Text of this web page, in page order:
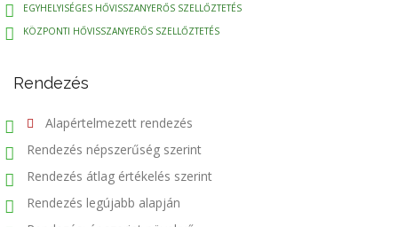
EGYHELYISÉGES HŐVISSZANYERŐS SZELLŐZTETÉS
KÖZPONTI HŐVISSZANYERŐS SZELLŐZTETÉS
Rendezés
Alapértelmezett rendezés
Rendezés népszerűség szerint
Rendezés átlag értékelés szerint
Rendezés legújabb alapján